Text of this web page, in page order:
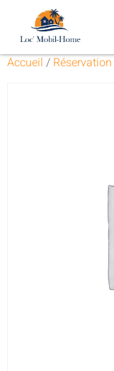
Accueil / Réservation